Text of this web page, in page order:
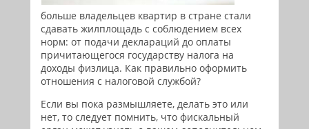
больше владельцев квартир в стране стали
сдавать жилплощадь с соблюдением всех
норм: от подачи деклараций до оплаты
причитающегося государству налога на
доходы физлица. Как правильно оформить
отношения с налоговой службой?
Если вы пока размышляете, делать это или
нет, то следует помнить, что фискальный